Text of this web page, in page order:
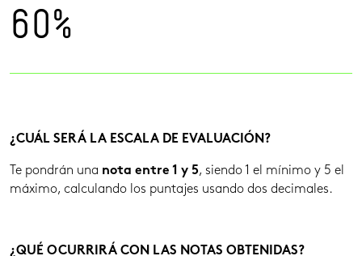
¿CUÁL SERÁ LA ESCALA DE EVALUACIÓN?
Te pondrán una nota entre 1 y 5, siendo 1 el mínimo y 5 el
máximo, calculando los puntajes usando dos decimales.
¿QUÉ OCURRIRÁ CON LAS NOTAS OBTENIDAS?